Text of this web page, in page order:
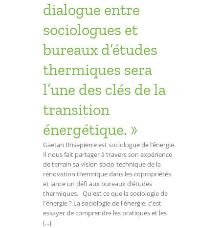
dialogue entre
sociologues et
bureaux d’études
thermiques sera
l’une des clés de la
transition
énergétique. »
Gaëtan Brisepierre est sociologue de l’énergie.
Il nous fait partager à travers son expérience
de terrain sa vision socio-technique de la
rénovation thermique dans les copropriétés
et lance un défi aux bureaux d’études
thermiques. Qu'est ce que la sociologie de
l'énergie ? La sociologie de l'énergie, c'est
essayer de comprendre les pratiques et les
[...]